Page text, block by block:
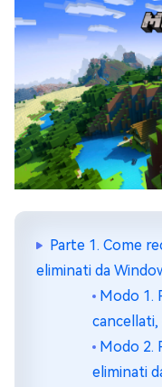
Parte 1. Come
eliminati da
Modo 1.
cancellati,
Modo 2.
eliminati